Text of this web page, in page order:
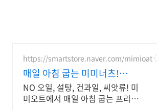
https://smartstore.naver.com/mimioat
매일 아침 굽는 미미너츠!
100% 햇 견과류
NO 오일, 설탕, 건과일, 씨앗류! 미
미오트에서 매일 아침 굽는 프리미